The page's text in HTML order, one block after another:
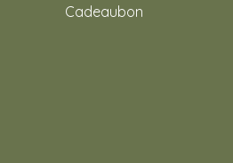
Cadeaubon